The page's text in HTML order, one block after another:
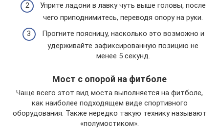
Уприте ладони в лавку чуть выше головы, после
чего приподнимитесь, переводя опору на руки.
Прогните поясницу, насколько это возможно и
удерживайте зафиксированную позицию не
менее 5 секунд.
Мост с опорой на фитболе
Чаще всего этот вид моста выполняется на фитболе,
как наиболее подходящем виде спортивного
оборудования. Также нередко такую технику называют
«полумостиком».